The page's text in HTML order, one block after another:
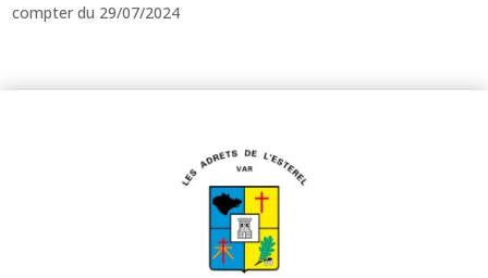
compter du 29/07/2024